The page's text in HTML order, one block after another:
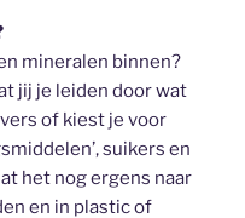
mineralen binnen?
jij je leiden door wat
of kiest je voor
suikers en
het nog ergens naar
en in plastic of